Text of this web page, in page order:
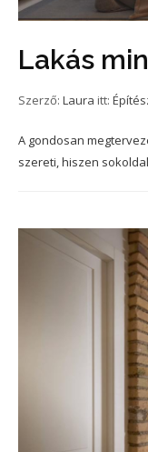
Lakás
Szerző: Laura itt:
A gondosan
szereti, hiszen